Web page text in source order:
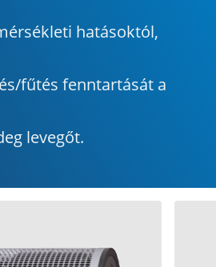
hatásoktól,
fűtés fenntartását a
levegőt.